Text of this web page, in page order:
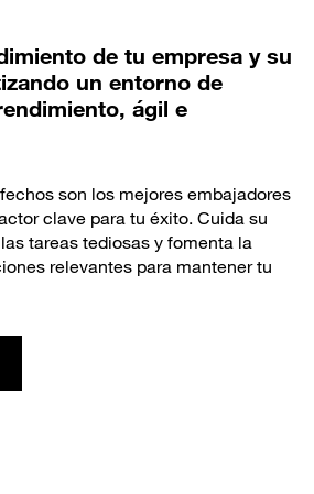
de tu empresa y su
un entorno de
ágil e
son los mejores embajadores
clave para tu éxito. Cuida su
tareas tediosas y fomenta la
relevantes para mantener tu